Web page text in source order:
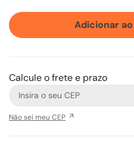
Adicionar
Calcule o frete e prazo
Não sei meu CEP